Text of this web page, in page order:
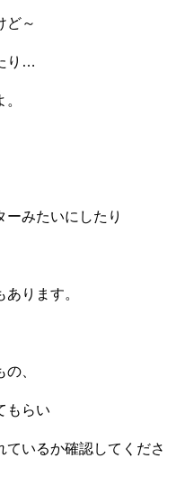
ど～
り…
みたいにしたり
ります。
、
もらい
ているか確認してくださ